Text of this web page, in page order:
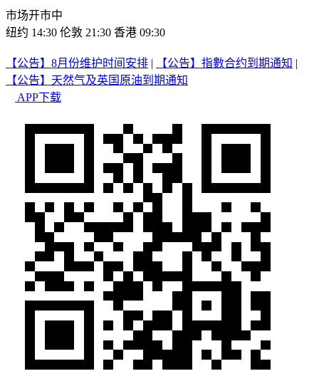
市场开市中
纽约 14:30 伦敦 21:30 香港 09:30
【公告】8月份维护时间安排 | 【公告】指數合约到期通知 |
【公告】天然气及英国原油到期通知
APP下载